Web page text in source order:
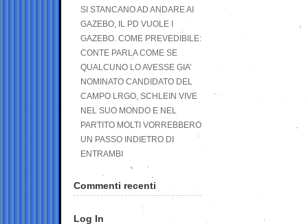
SI STANCANO AD ANDARE AI
GAZEBO, IL PD VUOLE I
GAZEBO. COME PREVEDIBILE:
CONTE PARLA COME SE
QUALCUNO LO AVESSE GIA’
NOMINATO CANDIDATO DEL
CAMPO LRGO, SCHLEIN VIVE
NEL SUO MONDO E NEL
PARTITO MOLTI VORREBBERO
UN PASSO INDIETRO DI
ENTRAMBI
Commenti recenti
Log In